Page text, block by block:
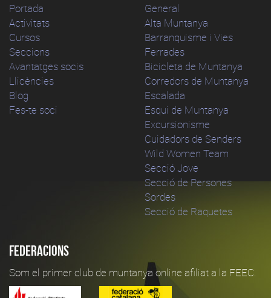
Portada
Activitats
Cursos
Seccions
Avantatges socis
Llicències
Blog
Fes-te soci
General
Alta Muntanya
Barranquisme i Vies
Ferrades
Bicicleta de Muntanya
Corredors de Muntanya
Escalada
Esqui de Muntanya
Excursionisme
Cuidadors de Senders
Wild Women Team
Secció Jove
Secció de Persones
Sordes
Secció de Raquetes
Federacions
Som el primer club de muntanya online afiliat a la FEEC.